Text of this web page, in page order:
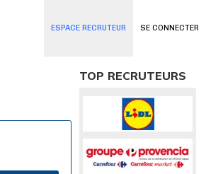
SE CONNECTER
ESPACE RECRUTEUR
TOP RECRUTEURS